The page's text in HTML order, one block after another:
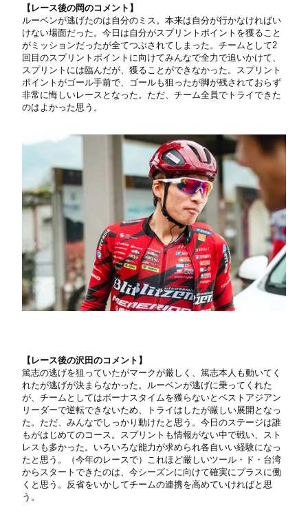
【レース後の岡のコメント】
ルーベンが逃げたのは自分のミス。本来は自分が行かなければい
けない場面だった。今日は自分がスプリントポイントを獲ること
がミッションだったが全てつぶされてしまった。チームとして2
回目のスプリントポイントに向けてみんなで全力で追いかけて、
スプリントには臨んだが、獲ることができなかった。スプリント
ポイントがゴール手前で、ゴールも狙ったが脚が残されておらず
非常に悔しいレースとなった。ただ、チーム全員でトライできた
のはよかった思う。
【レース後の沢田のコメント】
篤志の逃げを狙っていたがマークが厳しく、篤志本人も動いてく
れたが逃げが決まらなかった。ルーベンが逃げに乗ってくれた
が、チームとしてはボーナスタイムを獲らないとベストアジアン
リーダーで逆転できないため、トライはしたが厳しい展開となっ
た。ただ、みんなでしっかり動けたと思う。今日のステージは誰
もがはじめてのコース。スプリントも情報がない中で戦い、スト
レスも多かった。いろいろな能力が求められ各自いい経験になっ
たと思う。（今年のレースで）これほど厳しいツール・ド・台湾
からスタートできたのは、今シーズンに向けて確実にプラスに働
くと思う。反省をいかしてチームの連携を高めていければと思
う。